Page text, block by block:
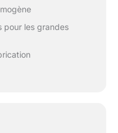
pour les grandes